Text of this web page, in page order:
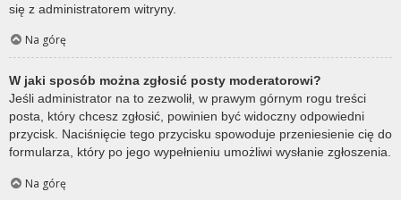
się z administratorem witryny.
Na górę
W jaki sposób można zgłosić posty moderatorowi?
Jeśli administrator na to zezwolił, w prawym górnym rogu treści
posta, który chcesz zgłosić, powinien być widoczny odpowiedni
przycisk. Naciśnięcie tego przycisku spowoduje przeniesienie cię do
formularza, który po jego wypełnieniu umożliwi wysłanie zgłoszenia.
Na górę